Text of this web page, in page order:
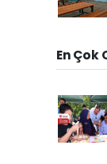
En Çok